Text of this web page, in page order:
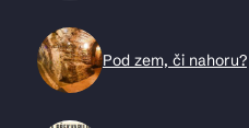
Pod zem, či nahoru?